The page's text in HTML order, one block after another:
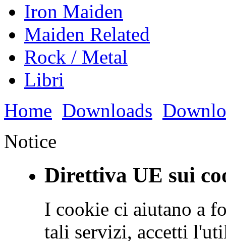
Iron Maiden
Maiden Related
Rock / Metal
Libri
Home Downloads
Notice
Direttiva UE sui
I cookie ci aiutano a
tali servizi, accetti